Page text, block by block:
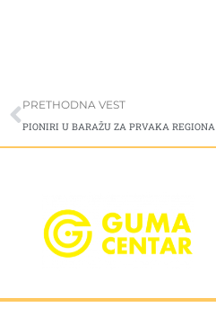
Prev
PRETHODNA VEST
PIONIRI U BARAŽU ZA PRVAKA REGIONA